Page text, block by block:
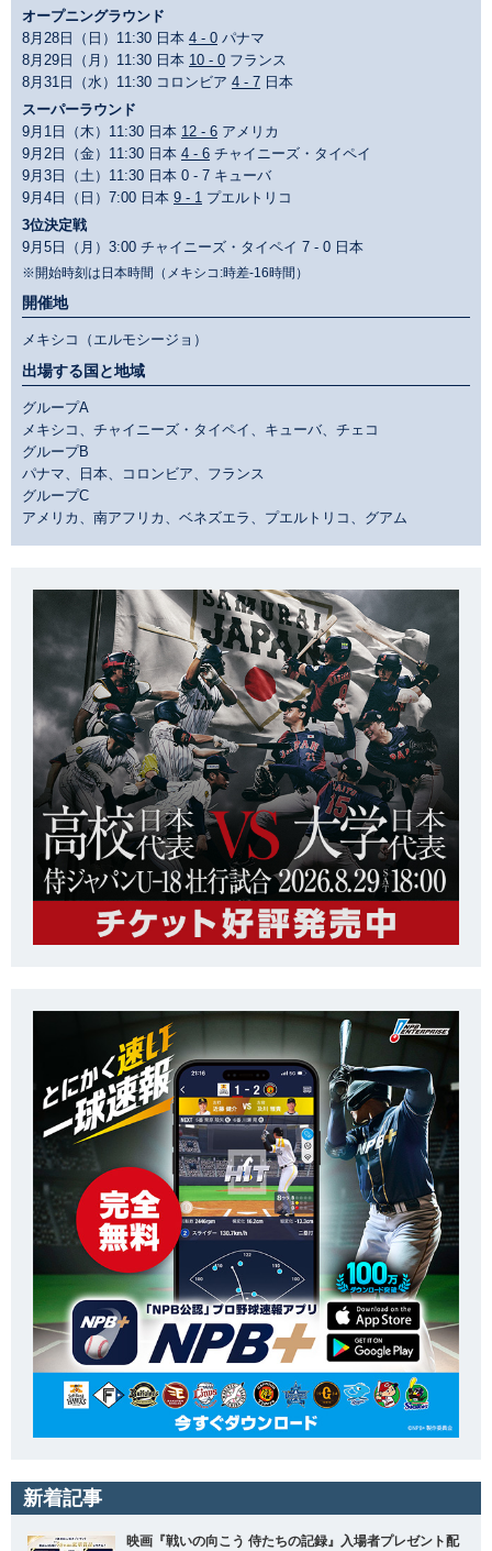
オープニングラウンド
8月28日（日）11:30 日本 4 - 0 パナマ
8月29日（月）11:30 日本 10 - 0 フランス
8月31日（水）11:30 コロンビア 4 - 7 日本
スーパーラウンド
9月1日（木）11:30 日本 12 - 6 アメリカ
9月2日（金）11:30 日本 4 - 6 チャイニーズ・タイペイ
9月3日（土）11:30 日本 0 - 7 キューバ
9月4日（日）7:00 日本 9 - 1 プエルトリコ
3位決定戦
9月5日（月）3:00 チャイニーズ・タイペイ 7 - 0 日本
※開始時刻は日本時間（メキシコ:時差-16時間）
開催地
メキシコ（エルモシージョ）
出場する国と地域
グループA
メキシコ、チャイニーズ・タイペイ、キューバ、チェコ
グループB
パナマ、日本、コロンビア、フランス
グループC
アメリカ、南アフリカ、ベネズエラ、プエルトリコ、グアム
新着記事
映画『戦いの向こう 侍たちの記録』入場者プレゼント配